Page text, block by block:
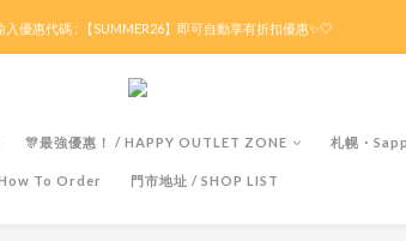
後滿HK$599港澳順豐免運🚚每天3pm前下單現貨最快即日出貨！＊
入優惠代碼 : 【SUMMER26】即可自動享有折扣優惠✨🤍
後滿HK$599港澳順豐免運🚚每天3pm前下單現貨最快即日出貨！＊
🎊最強優惠！ / HAPPY OUTLET ZONE 札幌・
To Order 門市地址 / SHOP LIST